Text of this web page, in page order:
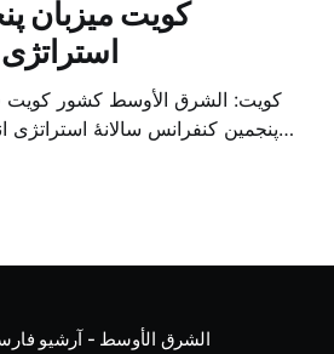
کویت میزبان
کویت: الشرق الأوسط کشور کویت
پنجمین کنفرانس سالانهٔ
متخصص از شرکت‌های جهانی نفت
الشرق الأوسط - آرشیو